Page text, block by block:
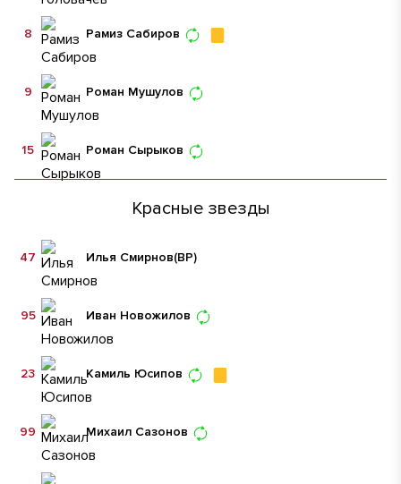
Рамиз Сабиров
8
Роман Мушулов
9
Роман Сырыков
15
Красные звезды
Илья Смирнов(ВР)
47
Иван Новожилов
95
Камиль Юсипов
23
Михаил Сазонов
99